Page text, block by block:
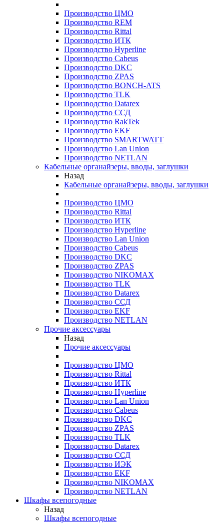
Производство ЦМО
Производство REM
Производство Rittal
Производство ИТК
Производство Hyperline
Производство Cabeus
Производство DKC
Производство ZPAS
Производство BONCH-ATS
Производство TLK
Производство Datarex
Производство ССД
Производство RakTek
Производство EKF
Производство SMARTWATT
Производство Lan Union
Производство NETLAN
Кабельные органайзеры, вводы, заглушки
Назад
Кабельные органайзеры, вводы, заглушки
Производство ЦМО
Производство Rittal
Производство ИТК
Производство Hyperline
Производство Lan Union
Производство Cabeus
Производство DKC
Производство ZPAS
Производство NIKOMAX
Производство TLK
Производство Datarex
Производство ССД
Производство EKF
Производство NETLAN
Прочие аксеcсуары
Назад
Прочие аксеcсуары
Производство ЦМО
Производство Rittal
Производство ИТК
Производство Hyperline
Производство Lan Union
Производство Cabeus
Производство DKC
Производство ZPAS
Производство TLK
Производство Datarex
Производство ССД
Производство ИЭК
Производство EKF
Производство NIKOMAX
Производство NETLAN
Шкафы всепогодные
Назад
Шкафы всепогодные